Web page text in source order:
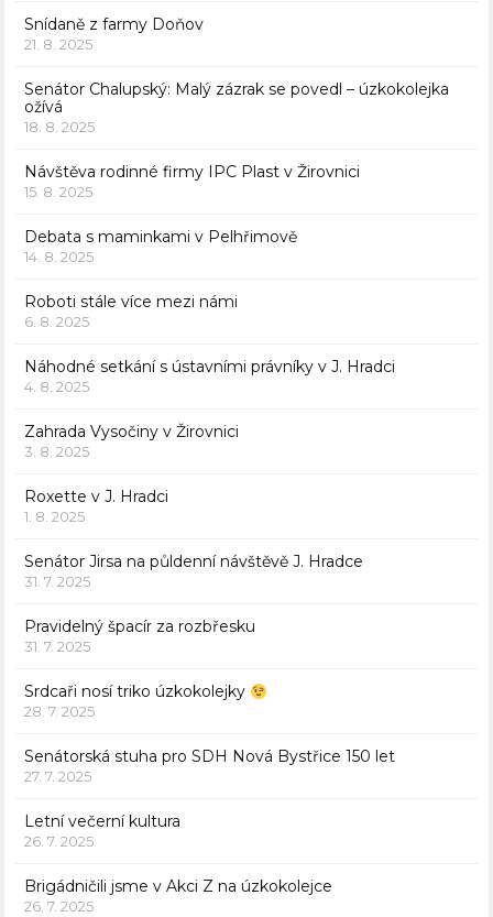
Snídaně z farmy Doňov
21. 8. 2025
Senátor Chalupský: Malý zázrak se povedl – úzkokolejka
ožívá
18. 8. 2025
Návštěva rodinné firmy IPC Plast v Žirovnici
15. 8. 2025
Debata s maminkami v Pelhřimově
14. 8. 2025
Roboti stále více mezi námi
6. 8. 2025
Náhodné setkání s ústavními právníky v J. Hradci
4. 8. 2025
Zahrada Vysočiny v Žirovnici
3. 8. 2025
Roxette v J. Hradci
1. 8. 2025
Senátor Jirsa na půldenní návštěvě J. Hradce
31. 7. 2025
Pravidelný špacír za rozbřesku
31. 7. 2025
Srdcaři nosí triko úzkokolejky
28. 7. 2025
Senátorská stuha pro SDH Nová Bystřice 150 let
27. 7. 2025
Letní večerní kultura
26. 7. 2025
Brigádničili jsme v Akci Z na úzkokolejce
26. 7. 2025